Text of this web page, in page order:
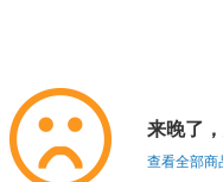
来晚了
查看全部商